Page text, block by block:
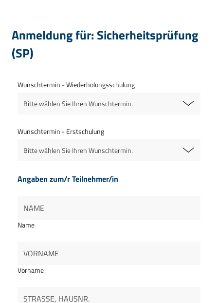
Anmeldung für: Sicherheitsprüfung
(SP)
Wunschtermin - Wiederholungsschulung
Bitte wählen Sie Ihren Wunschtermin.
Wunschtermin - Erstschulung
Bitte wählen Sie Ihren Wunschtermin.
Angaben zum/r Teilnehmer/in
Name
Vorname